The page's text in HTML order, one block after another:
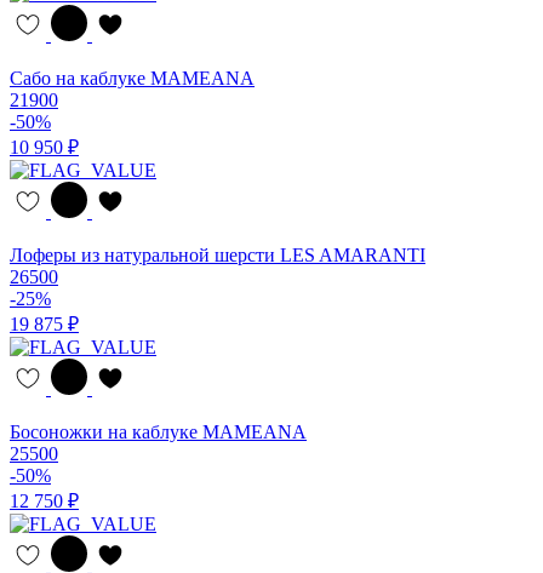
Сабо на каблуке MAMEANA
21900
-50%
10 950 ₽
Лоферы из натуральной шерсти LES AMARANTI
26500
-25%
19 875 ₽
Босоножки на каблуке MAMEANA
25500
-50%
12 750 ₽